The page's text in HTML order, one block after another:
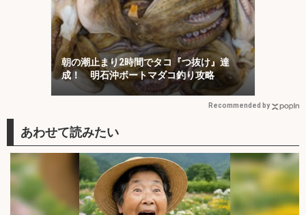
朝の潮止まり2時間でタコ『つ抜け』達
成！ 明石沖ボートマダコ釣り攻略
Recommended by